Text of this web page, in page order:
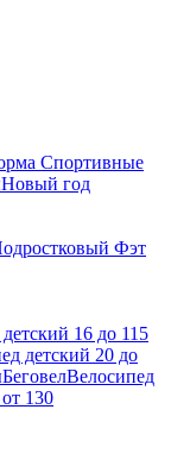
Спортивные
Новый год
Фэт
16 до 115
детский 20 до
БеговелВелосипед
130